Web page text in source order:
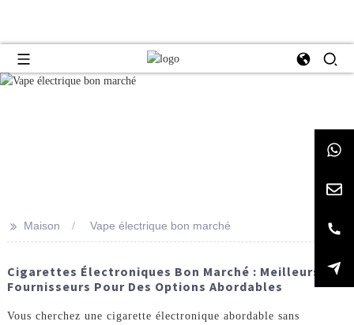
>> Maison Vape électrique bon marché
Cigarettes Électroniques Bon Marché : Meilleurs
Fournisseurs Pour Des Options Abordables
Vous cherchez une cigarette électronique abordable sans